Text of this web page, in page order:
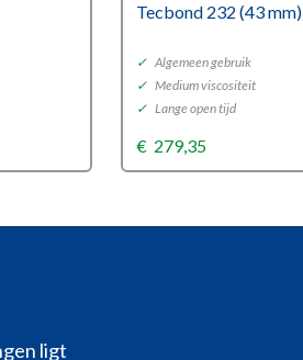
Tecbond 232 (43 mm)
✓ Algemeen gebruik
✓ Medium viscositeit
✓ Lange open tijd
€ 279,35
ligt